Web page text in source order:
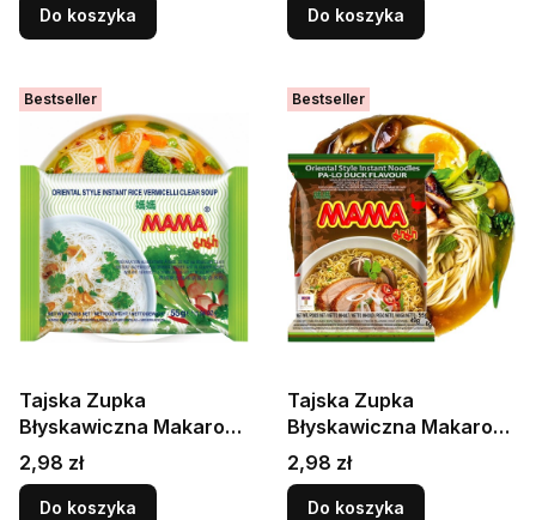
Do koszyka Do koszyka
Bestseller
Tajska Zupka
Błyskawiczna Makaron
Ryżowy Instant
Vermicelli Clear Soup
55g MAMA
Cena
2,98 zł
Do koszyka
Bestseller
Tajska Zupka
Błyskawiczna Makaron
Instant Smak Kaczka
Pa-Lo Duck 55g MAMA
Cena
2,98 zł
Do koszyka